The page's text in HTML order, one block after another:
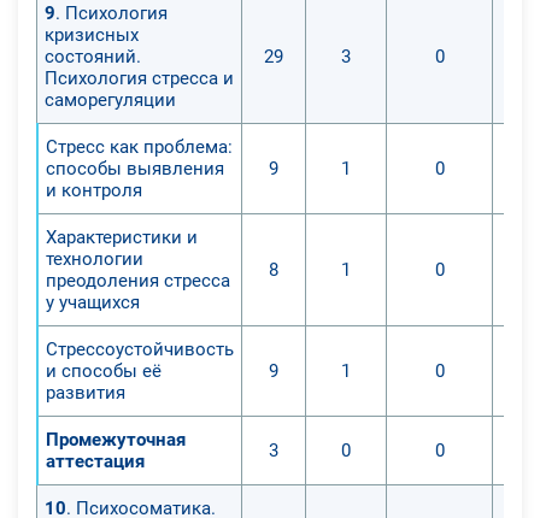
9. Психология
кризисных
состояний.
Психология стресса и
саморегуляции
29 3 0
Стресс как проблема:
способы выявления
и контроля
9 1 0
Характеристики и
технологии
преодоления стресса
у учащихся
8 1 0
Стрессоустойчивость
и способы её
развития
9 1 0
Промежуточная
аттестация
3 0 0
10. Психосоматика.